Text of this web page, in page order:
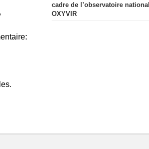
cadre de l’observatoire national
OXYVIR